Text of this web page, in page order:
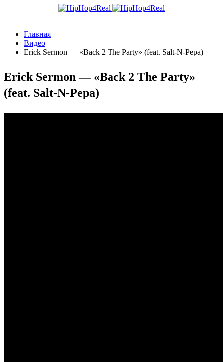
Главная
Видео
Erick Sermon — «Back 2 The Party» (feat. Salt-N-Pepa)
Erick Sermon — «Back 2 The Party»
(feat. Salt-N-Pepa)